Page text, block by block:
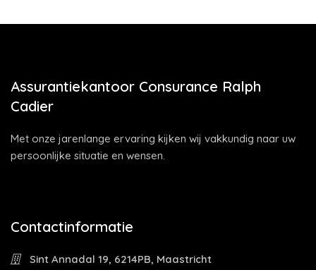
Assurantiekantoor Consurance Ralph
Cadier
Met onze jarenlange ervaring kijken wij vakkundig naar uw
persoonlijke situatie en wensen.
Contactinformatie
Sint Annadal 19, 6214PB, Maastricht